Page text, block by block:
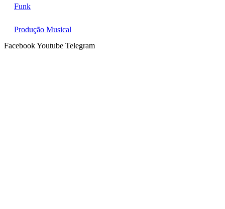
Funk
Produção Musical
FacebookYoutube Telegram